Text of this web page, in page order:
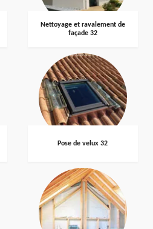
Nettoyage et ravalement de
façade 32
Pose de velux 32